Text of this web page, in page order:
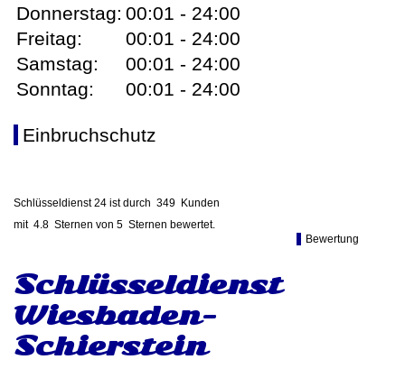
Donnerstag: 00:01 - 24:00
Freitag:
00:01 - 24:00
Samstag:
00:01 - 24:00
Sonntag:
00:01 - 24:00
Einbruchschutz
Schlüsseldienst 24 ist durch 349 Kunden
mit 4.8 Sternen von 5 Sternen bewertet.
Bewertung
Schlüsseldienst
Wiesbaden-
Schierstein